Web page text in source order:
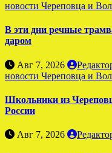
новости Череповца и
В эти дни речные
даром
Авг 7, 2026
новости Череповца и
Школьники из
России
Авг 7, 2026